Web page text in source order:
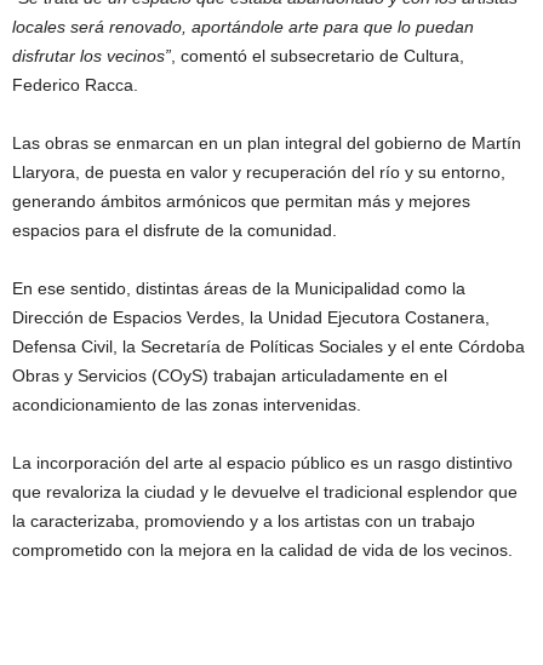
locales será renovado, aportándole arte para que lo puedan
disfrutar los vecinos” , comentó el subsecretario de Cultura,
Federico Racca.
Las obras se enmarcan en un plan integral del gobierno de Martín
Llaryora, de puesta en valor y recuperación del río y su entorno,
generando ámbitos armónicos que permitan más y mejores
espacios para el disfrute de la comunidad.
En ese sentido, distintas áreas de la Municipalidad como la
Dirección de Espacios Verdes, la Unidad Ejecutora Costanera,
Defensa Civil, la Secretaría de Políticas Sociales y el ente Córdoba
Obras y Servicios (COyS) trabajan articuladamente en el
acondicionamiento de las zonas intervenidas.
La incorporación del arte al espacio público es un rasgo distintivo
que revaloriza la ciudad y le devuelve el tradicional esplendor que
la caracterizaba, promoviendo y a los artistas con un trabajo
comprometido con la mejora en la calidad de vida de los vecinos.